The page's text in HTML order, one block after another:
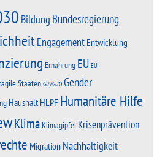
Bildung Bundesregierung
Engagement Entwicklung
Ernährung EU EU-
StaatenG7/G20Gender
HaushaltHLPF Humanitäre Hilfe
KlimaKlimagipfel Krisenprävention
Migration Nachhaltigkeit